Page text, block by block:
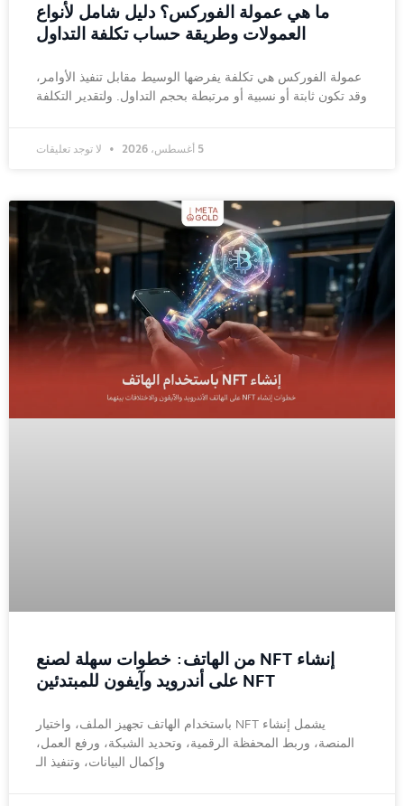
ما هي عمولة الفوركس؟ دليل شامل لأنواع
العمولات وطريقة حساب تكلفة التداول
عمولة الفوركس هي تكلفة يفرضها الوسيط مقابل تنفيذ الأوامر،
وقد تكون ثابتة أو نسبية أو مرتبطة بحجم التداول. ولتقدير التكلفة
5 أغسطس، 2026 لا توجد تعليقات
إنشاء NFT من الهاتف: خطوات سهلة لصنع
NFT على أندرويد وآيفون للمبتدئين
يشمل إنشاء NFT باستخدام الهاتف تجهيز الملف، واختيار
المنصة، وربط المحفظة الرقمية، وتحديد الشبكة، ورفع العمل،
وإكمال البيانات، وتنفيذ الـ